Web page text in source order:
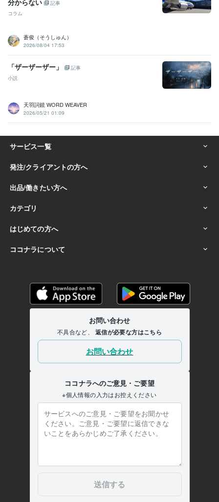
記事
コラム
蒼俊（そうしゅん）
2026/08/04 17:53
「ザーザーザー」
記事
小説
天羽詞鏡 WORD WEAVER
2026/05/21 01:09